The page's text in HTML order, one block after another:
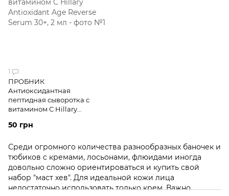
1
ПРОБНИК
Антиоксидантная
пептидная сыворотка с
витамином C Hillary
Serum 30+, 2 мл
50 грн
Среди огромного количества разнообразных баночек и
тюбиков с кремами, лосьонами, флюидами иногда
довольно сложно ориентироваться и купить свой
набор "маст хев". Для идеальной кожи лица
недостаточно использовать только крем. Важно